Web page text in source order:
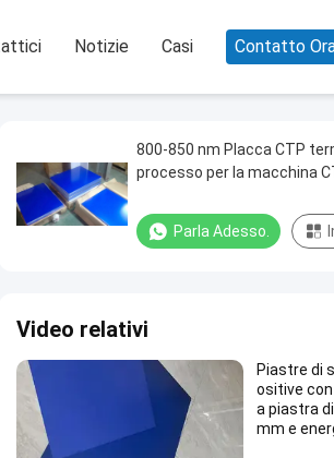
Notizie Casi Contatto
800-850 nm Placca CTP
processo per la macchina
Parla Adesso.
Video relativi
Piastre di
ositive con
a piastra
mm e